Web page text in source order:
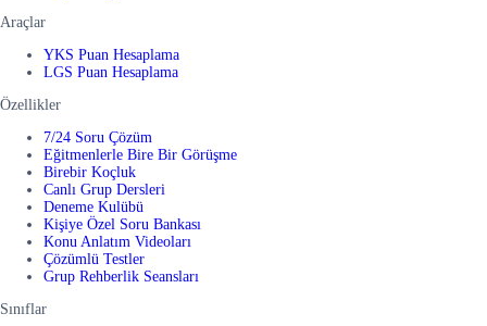
Araçlar
YKS Puan Hesaplama
LGS Puan Hesaplama
Özellikler
7/24 Soru Çözüm
Eğitmenlerle Bire Bir Görüşme
Birebir Koçluk
Canlı Grup Dersleri
Deneme Kulübü
Kişiye Özel Soru Bankası
Konu Anlatım Videoları
Çözümlü Testler
Grup Rehberlik Seansları
Sınıflar